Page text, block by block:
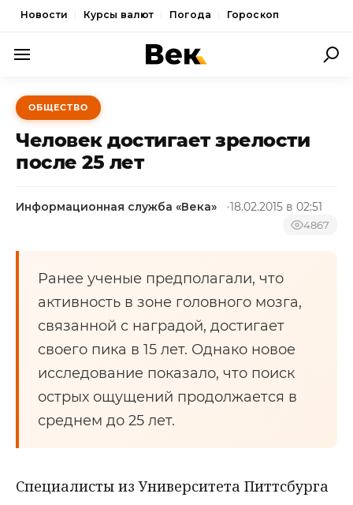
Новости Курсы валют Погода Гороскоп
ПОЛИТИКА
ЭКОНОМИКА
ОБЩЕСТВО
КУЛЬТУРА
НОВОСТИ
ОБЩЕСТВО
Человек достигает зрелости
после 25 лет
Информационная служба «Века» 18.02.2015 в 02:51
4867
Ранее ученые предполагали, что
активность в зоне головного мозга,
связанной с наградой, достигает
своего пика в 15 лет. Однако новое
исследование показало, что поиск
острых ощущений продолжается в
среднем до 25 лет.
Специалисты из Университета Питтсбурга